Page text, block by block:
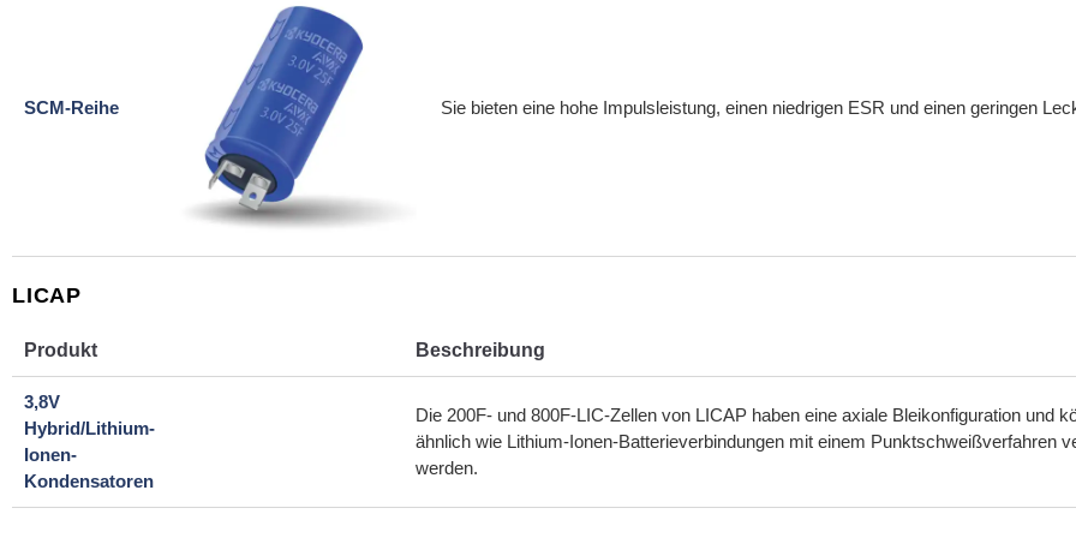
SCM-Reihe Sie bieten eine hohe Impulsleistung, einen niedrigen ESR und einen geringen
LICAP
Produkt Beschreibung
3,8V
Hybrid/Lithium-
Ionen-
Kondensatoren
Die 200F- und 800F-LIC-Zellen von LICAP haben eine axiale Bleikonfiguration und
ähnlich wie Lithium-Ionen-Batterieverbindungen mit einem Punktschweißverfahren
werden.